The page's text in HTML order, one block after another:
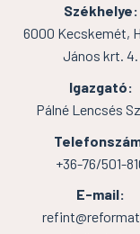
Székhelye:
6000 Kecskemét,
János krt. 4.
Igazgató:
Pálné Lencsés
+36-76/501-
E-mail: